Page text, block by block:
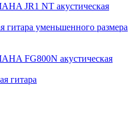
гитара уменьшенного размера
гитара